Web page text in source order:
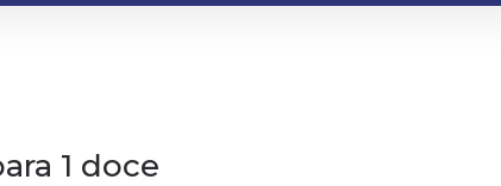
1 doce